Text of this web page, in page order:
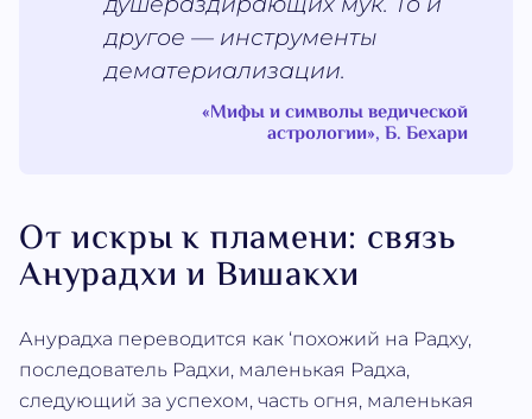
другое — инструменты
дематериализации.
«Мифы и символы ведической
астрологии», Б. Бехари
От искры к пламени: связь
Анурадхи и Вишакхи
Анурадха переводится как ‘похожий на Радху,
последователь Радхи, маленькая Радха,
следующий за успехом, часть огня, маленькая